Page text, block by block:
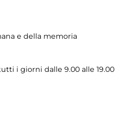
e della memoria
i giorni dalle 9.00 alle 19.00